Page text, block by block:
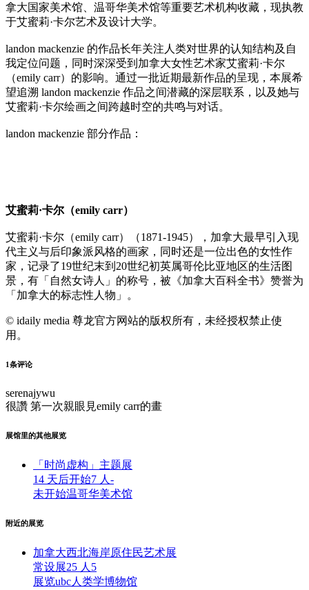
拿大国家美术馆、温哥华美术馆等重要艺术机构收藏，现执教
于艾蜜莉·卡尔艺术及设计大学。
landon mackenzie 的作品长年关注人类对世界的认知结构及自
我定位问题，同时深深受到加拿大女性艺术家艾蜜莉·卡尔
（emily carr）的影响。通过一批近期最新作品的呈现，本展希
望追溯 landon mackenzie 作品之间潜藏的深层联系，以及她与
艾蜜莉·卡尔绘画之间跨越时空的共鸣与对话。
landon mackenzie 部分作品：
艾蜜莉·卡尔（emily carr）
艾蜜莉·卡尔（emily carr）（1871-1945），加拿大最早引入现
代主义与后印象派风格的画家，同时还是一位出色的女性作
家，记录了19世纪末到20世纪初英属哥伦比亚地区的生活图
景，有「自然女诗人」的称号，被《加拿大百科全书》赞誉为
「加拿大的标志性人物」。
© idaily media 尊龙官方网站的版权所有，未经授权禁止使
用。
1条评论
serenajywu
很讚 第一次親眼見emily carr的畫
展馆里的其他展览
「时尚虚构」主题展
14 天后开始7 人 -
未开始温哥华美术馆
附近的展览
加拿大西北海岸原住民艺术展
常设展25 人 5
展览ubc人类学博物馆